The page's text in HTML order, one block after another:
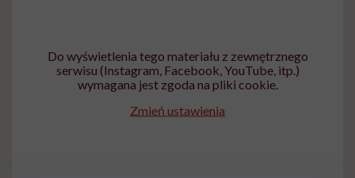
Do wyświetlenia tego materiału z zewnętrznego
serwisu (Instagram, Facebook, YouTube, itp.)
wymagana jest zgoda na pliki cookie.
Zmień ustawienia